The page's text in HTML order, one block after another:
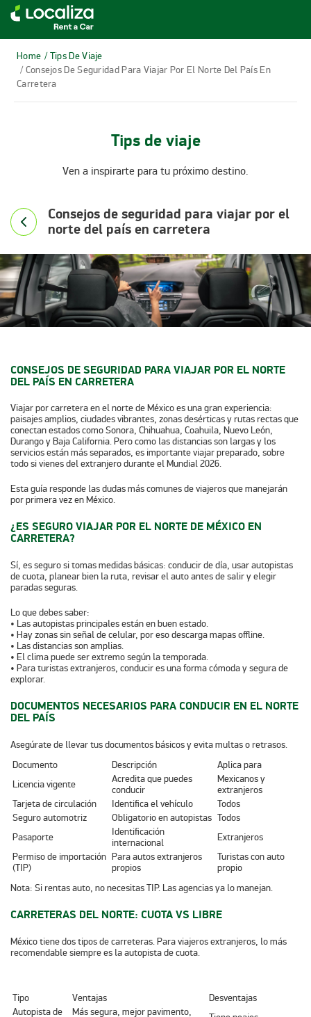
RENTA DE AUTOS LOCALIZA
Home / Tips De Viaje
/ Consejos De Seguridad Para Viajar Por El Norte Del País En
Carretera
Tips de viaje
Ven a inspirarte para tu próximo destino.
Consejos de seguridad para viajar por el
norte del país en carretera
CONSEJOS DE SEGURIDAD PARA VIAJAR POR EL NORTE
DEL PAÍS EN CARRETERA
Viajar por carretera en el norte de México es una gran experiencia:
paisajes amplios, ciudades vibrantes, zonas desérticas y rutas rectas que
conectan estados como Sonora, Chihuahua, Coahuila, Nuevo León,
Durango y Baja California. Pero como las distancias son largas y los
servicios están más separados, es importante viajar preparado, sobre
todo si vienes del extranjero durante el Mundial 2026.
Esta guía responde las dudas más comunes de viajeros que manejarán
por primera vez en México.
¿ES SEGURO VIAJAR POR EL NORTE DE MÉXICO EN
CARRETERA?
Sí, es seguro si tomas medidas básicas: conducir de día, usar autopistas
de cuota, planear bien la ruta, revisar el auto antes de salir y elegir
paradas seguras.
Lo que debes saber:
• Las autopistas principales están en buen estado.
• Hay zonas sin señal de celular, por eso descarga mapas offline.
• Las distancias son amplias.
• El clima puede ser extremo según la temporada.
• Para turistas extranjeros, conducir es una forma cómoda y segura de
explorar.
DOCUMENTOS NECESARIOS PARA CONDUCIR EN EL NORTE
DEL PAÍS
Asegúrate de llevar tus documentos básicos y evita multas o retrasos.
Documento
Descripción
Aplica para
Licencia vigente
Acredita que puedes
conducir
Mexicanos y
extranjeros
Tarjeta de circulación
Identifica el vehículo
Todos
Seguro automotriz
Obligatorio en autopistas Todos
Pasaporte
Identificación
internacional
Extranjeros
Permiso de importación
(TIP)
Para autos extranjeros
propios
Turistas con auto
propio
Nota: Si rentas auto, no necesitas TIP. Las agencias ya lo manejan.
CARRETERAS DEL NORTE: CUOTA VS LIBRE
México tiene dos tipos de carreteras. Para viajeros extranjeros, lo más
recomendable siempre es la autopista de cuota.
Tipo Ventajas
Desventajas
Autopista de
Más segura, mejor pavimento,